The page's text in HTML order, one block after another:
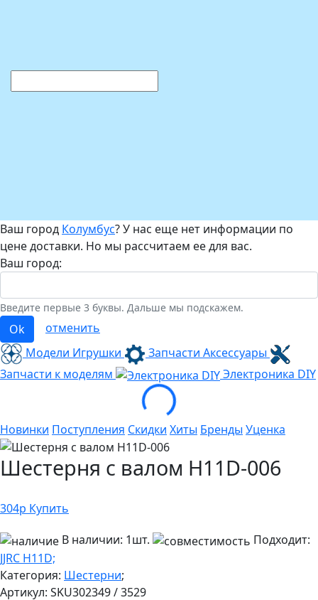
Ваш город Колумбус? У нас еще нет информации по
цене доставки. Но мы рассчитаем ее для вас.
Ваш город:
Введите первые 3 буквы. Дальше мы подскажем.
Ok
отменить
Модели Игрушки
Запчасти Аксессуары
Запчасти к моделям
Электроника DIY
Loading...
Новинки Поступления Скидки Хиты Бренды Уценка
Шестерня с валом H11D-006
304р Купить
В наличии: 1шт.
Подходит:
JJRC H11D;
Категория: Шестерни;
Артикул: SKU302349 / 3529